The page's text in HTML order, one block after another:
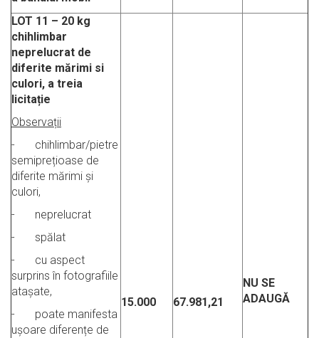
LOT 11 – 20 kg
chihlimbar
neprelucrat de
diferite mărimi si
culori, a treia
licitație
Observații
- chihlimbar/pietre
semiprețioase de
diferite mărimi și
culori,
- neprelucrat
- spălat
- cu aspect
surprins în fotografiile
atașate,
- poate manifesta
ușoare diferențe de
15.000 67.981,21
NU SE
ADAUGĂ